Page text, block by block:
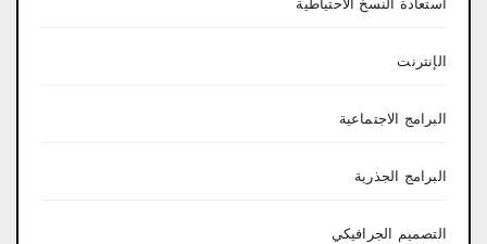
استعادة النسخ الاحتياطية
الإنترنت
البرامج الاجتماعية
البرامج الجذرية
التصميم الجرافيكي